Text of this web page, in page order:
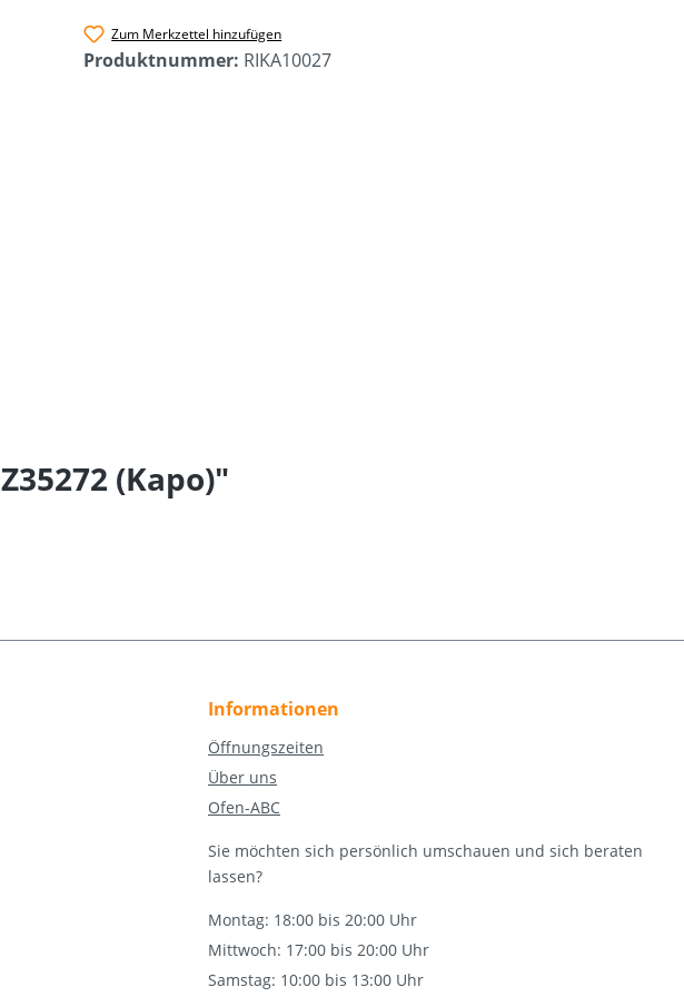
Zum Merkzettel hinzufügen
Produktnummer: RIKA10027
(Kapo)"
Informationen
Öffnungszeiten
Über uns
Ofen-ABC
Sie möchten sich persönlich umschauen und sich beraten
lassen?
Montag: 18:00 bis 20:00 Uhr
Mittwoch: 17:00 bis 20:00 Uhr
Samstag: 10:00 bis 13:00 Uhr